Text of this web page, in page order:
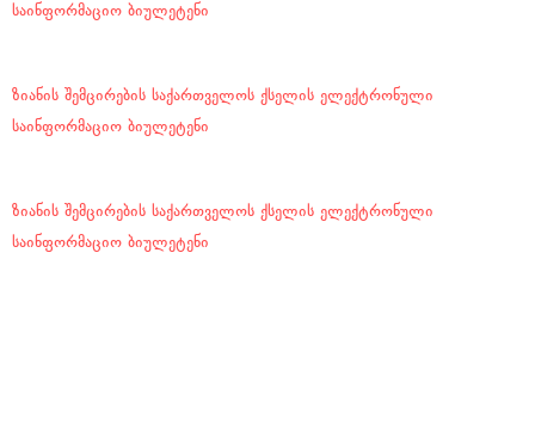
საინფორმაციო ბიულეტენი
ზიანის შემცირების საქართველოს ქსელის ელექტრონული
საინფორმაციო ბიულეტენი
ზიანის შემცირების საქართველოს ქსელის ელექტრონული
საინფორმაციო ბიულეტენი